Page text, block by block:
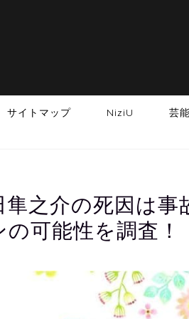
サイトマップ NiziU 芸
隼之介の死因は
の可能性を調査！